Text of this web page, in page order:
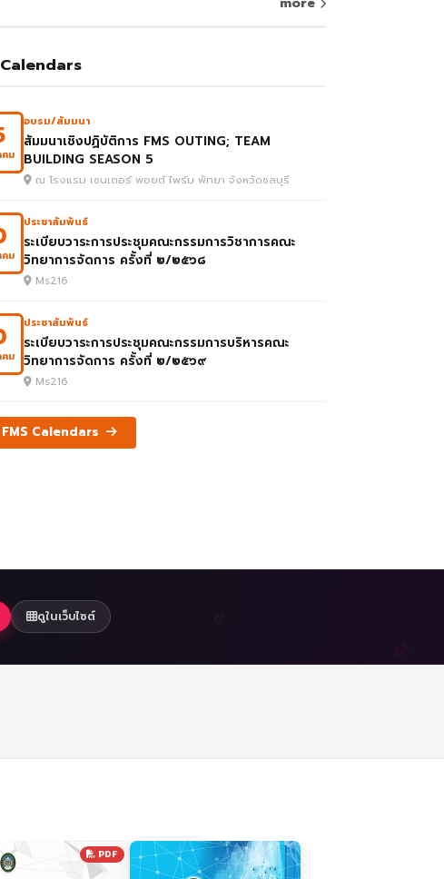
ม
อบรม/สัมมนา
สัมมนาเชิงปฏิบัติการ FMS OUTING; TEAM
BUILDING SEASON 5
ณ โรงแรม เซนเตอร์ พอยต์ ไพร์ม พัทยา จังหวัดชลบุรี
ม
ประชาสัมพันธ์
ระเบียบวาระการประชุมคณะกรรมการวิชาการคณะ
วิทยาการจัดการ ครั้งที่ ๒/๒๕๖๘
Ms216
ม
ประชาสัมพันธ์
ระเบียบวาระการประชุมคณะกรรมการบริหารคณะ
วิทยาการจัดการ ครั้งที่ ๒/๒๕๖๙
Ms216
Calendars
ดูในเว็บไซต์
PDF